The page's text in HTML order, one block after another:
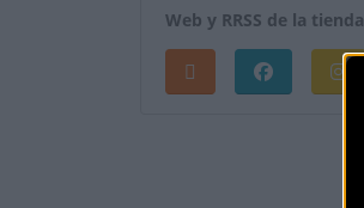
Web y RRSS de la tienda